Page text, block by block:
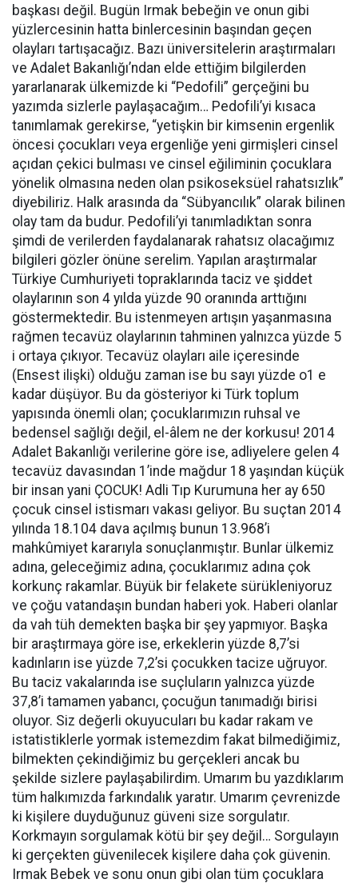
başkası değil. Bugün Irmak bebeğin ve onun gibi
yüzlercesinin hatta binlercesinin başından geçen
olayları tartışacağız. Bazı üniversitelerin araştırmaları
ve Adalet Bakanlığı’ndan elde ettiğim bilgilerden
yararlanarak ülkemizde ki “Pedofili” gerçeğini bu
yazımda sizlerle paylaşacağım… Pedofili’yi kısaca
tanımlamak gerekirse, “yetişkin bir kimsenin ergenlik
öncesi çocukları veya ergenliğe yeni girmişleri cinsel
açıdan çekici bulması ve cinsel eğiliminin çocuklara
yönelik olmasına neden olan psikoseksüel rahatsızlık”
diyebiliriz. Halk arasında da “Sübyancılık” olarak bilinen
olay tam da budur. Pedofili’yi tanımladıktan sonra
şimdi de verilerden faydalanarak rahatsız olacağımız
bilgileri gözler önüne serelim. Yapılan araştırmalar
Türkiye Cumhuriyeti topraklarında taciz ve şiddet
olaylarının son 4 yılda yüzde 90 oranında arttığını
göstermektedir. Bu istenmeyen artışın yaşanmasına
rağmen tecavüz olaylarının tahminen yalnızca yüzde 5
i ortaya çıkıyor. Tecavüz olayları aile içeresinde
(Ensest ilişki) olduğu zaman ise bu sayı yüzde o1 e
kadar düşüyor. Bu da gösteriyor ki Türk toplum
yapısında önemli olan; çocuklarımızın ruhsal ve
bedensel sağlığı değil, el-âlem ne der korkusu! 2014
Adalet Bakanlığı verilerine göre ise, adliyelere gelen 4
tecavüz davasından 1’inde mağdur 18 yaşından küçük
bir insan yani ÇOCUK! Adli Tıp Kurumuna her ay 650
çocuk cinsel istismarı vakası geliyor. Bu suçtan 2014
yılında 18.104 dava açılmış bunun 13.968’i
mahkûmiyet kararıyla sonuçlanmıştır. Bunlar ülkemiz
adına, geleceğimiz adına, çocuklarımız adına çok
korkunç rakamlar. Büyük bir felakete sürükleniyoruz
ve çoğu vatandaşın bundan haberi yok. Haberi olanlar
da vah tüh demekten başka bir şey yapmıyor. Başka
bir araştırmaya göre ise, erkeklerin yüzde 8,7’si
kadınların ise yüzde 7,2’si çocukken tacize uğruyor.
Bu taciz vakalarında ise suçluların yalnızca yüzde
37,8’i tamamen yabancı, çocuğun tanımadığı birisi
oluyor. Siz değerli okuyucuları bu kadar rakam ve
istatistiklerle yormak istemezdim fakat bilmediğimiz,
bilmekten çekindiğimiz bu gerçekleri ancak bu
şekilde sizlere paylaşabilirdim. Umarım bu yazdıklarım
tüm halkımızda farkındalık yaratır. Umarım çevrenizde
ki kişilere duyduğunuz güveni size sorgulatır.
Korkmayın sorgulamak kötü bir şey değil… Sorgulayın
ki gerçekten güvenilecek kişilere daha çok güvenin.
Irmak Bebek ve sonu onun gibi olan tüm çocuklara